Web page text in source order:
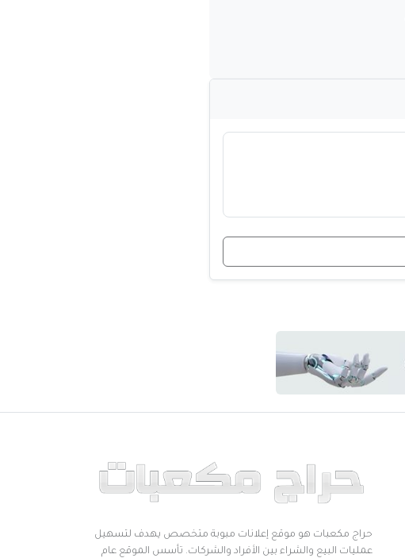
حراج مكعبات هو موقع إعلانات مبوبة متخصص يهدف لتسهيل
عمليات البيع والشراء بين الأفراد والشركات. تأسس الموقع عام